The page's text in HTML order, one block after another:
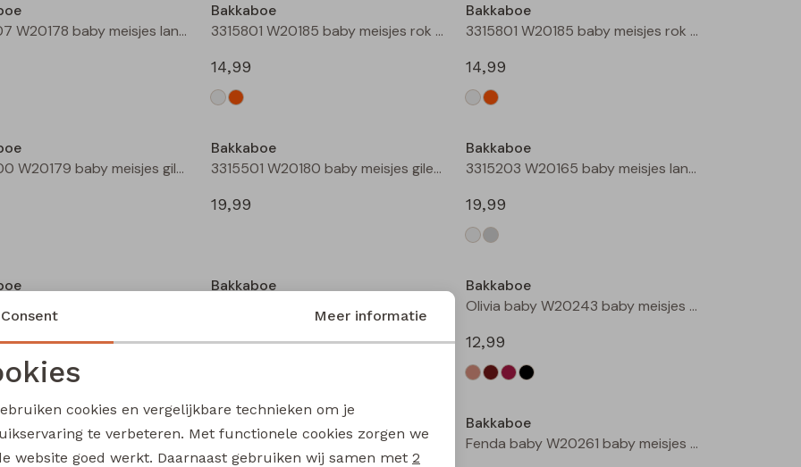
3315207 W20178 baby meisjes lange broek Wijnrood
Bakkaboe
3315801 W20185 baby meisjes rok kort Champagne
14,99
Bakkaboe
3315801 W20185 baby meisjes rok kort Perzik
14,99
3315500 W20179 baby meisjes gilet/hesje Cream
Bakkaboe
3315501 W20180 baby meisjes gilet/hesje Taupe
19,99
Bakkaboe
3315203 W20165 baby meisjes lange broek Cream
19,99
Bakkaboe
14,99
Bakkaboe
Olivia baby W20243 baby meisjes T-shirt lm Kit
12,99
Olivia baby W20243 baby meisjes T-shirt lm Wijnrood
Bakkaboe
Fenda baby W20261 baby meisjes denim jack Wijnrood
cookies
cookies Marketing cookies
Consent Meer informatie
cookies en vergelijkbare technieken om je
te verbeteren. Met functionele cookies zorgen we
website goed werkt. Daarnaast gebruiken wij samen met 2